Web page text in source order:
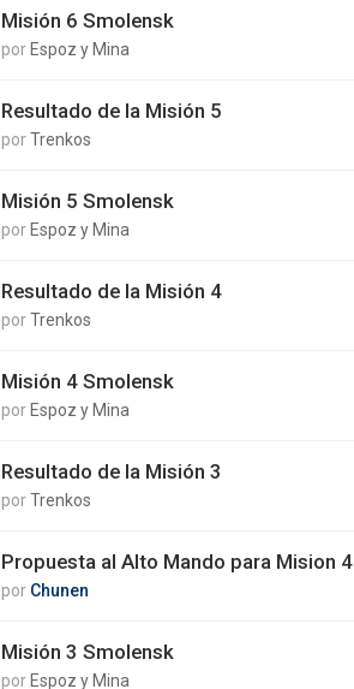
Misión 6 Smolensk
por Espoz y Mina
Resultado de la Misión 5
porTrenkos
Misión 5 Smolensk
por Espoz y Mina
Resultado de la Misión 4
porTrenkos
Misión 4 Smolensk
por Espoz y Mina
Resultado de la Misión 3
porTrenkos
Propuesta al Alto Mando para Mision
por Chunen
Misión 3 Smolensk
por Espoz y Mina